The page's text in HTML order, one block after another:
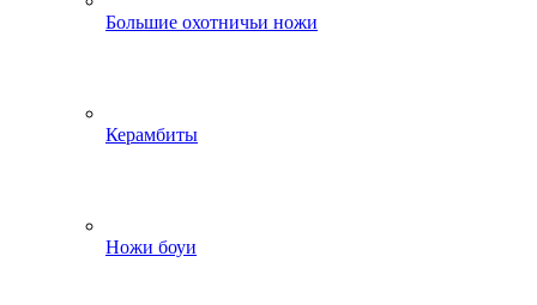
Большие охотничьи ножи
Керамбиты
Ножи боуи